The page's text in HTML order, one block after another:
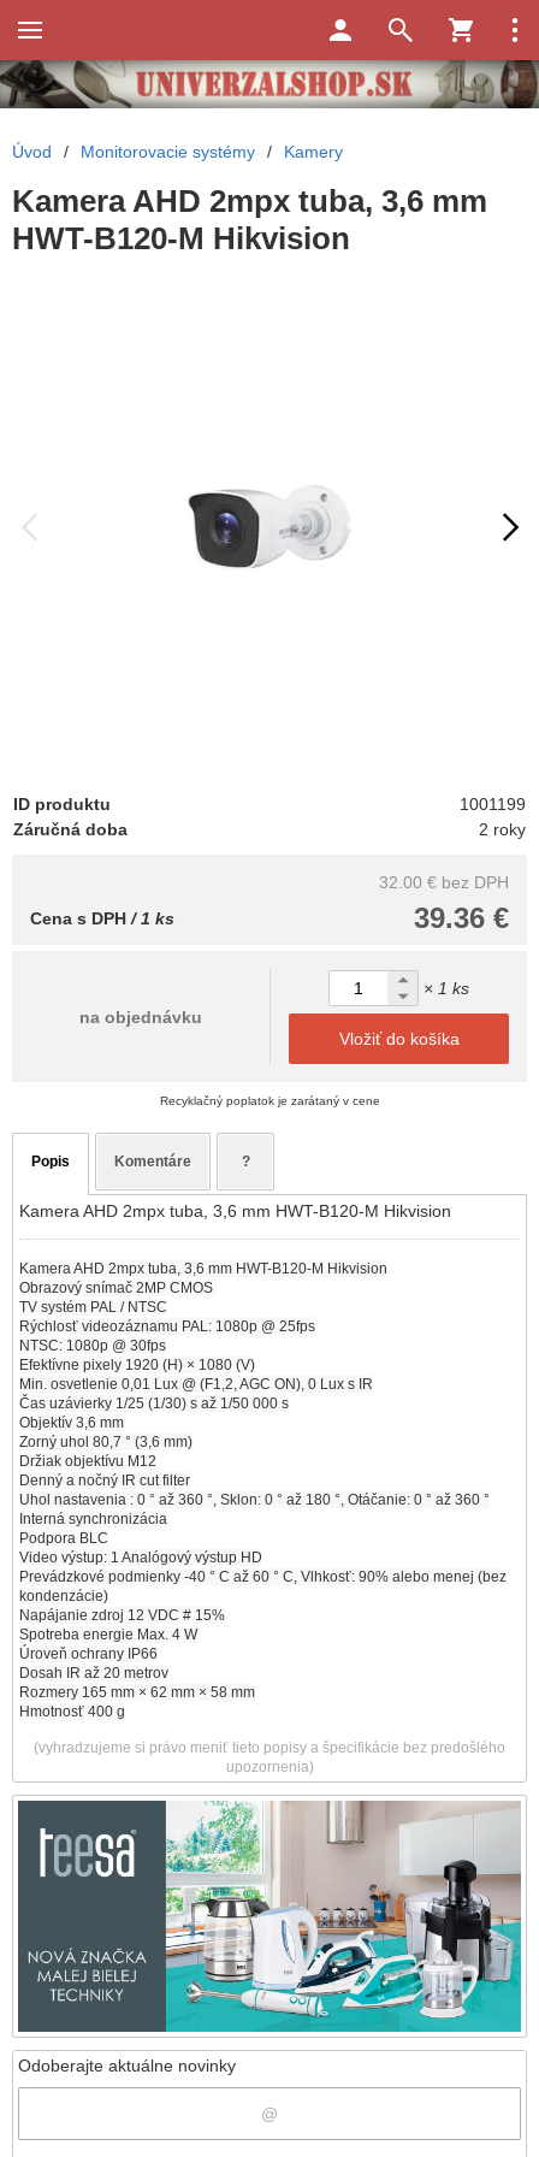
Odoberajte aktuálne novinky
Úvod / Monitorovacie systémy / Kamery
Kamera AHD 2mpx tuba, 3,6 mm
HWT-B120-M Hikvision
ID produktu
1001199
Záručná doba
2 roky
32.00 € bez DPH
39.36 €
Cena s DPH/ 1 ks
na objednávku
× 1 ks
Vložiť do košíka
Recyklačný poplatok je zarátaný v cene
Popis Komentáre ?
Kamera AHD 2mpx tuba, 3,6 mm HWT-B120-M Hikvision
Kamera AHD 2mpx tuba, 3,6 mm HWT-B120-M Hikvision
Obrazový snímač 2MP CMOS
TV systém PAL / NTSC
Rýchlosť videozáznamu PAL: 1080p @ 25fps
NTSC: 1080p @ 30fps
Efektívne pixely 1920 (H) × 1080 (V)
Min. osvetlenie 0,01 Lux @ (F1,2, AGC ON), 0 Lux s IR
Čas uzávierky 1/25 (1/30) s až 1/50 000 s
Objektív 3,6 mm
Zorný uhol 80,7 ° (3,6 mm)
Držiak objektívu M12
Denný a nočný IR cut filter
Uhol nastavenia : 0 ° až 360 °, Sklon: 0 ° až 180 °, Otáčanie: 0 ° až 360 °
Interná synchronizácia
Podpora BLC
Video výstup: 1 Analógový výstup HD
Prevádzkové podmienky -40 ° C až 60 ° C, Vlhkosť: 90% alebo menej (bez
kondenzácie)
Napájanie zdroj 12 VDC # 15%
Spotreba energie Max. 4 W
Úroveň ochrany IP66
Dosah IR až 20 metrov
Rozmery 165 mm × 62 mm × 58 mm
Hmotnosť 400 g
(vyhradzujeme si právo meniť tieto popisy a špecifikácie bez predošlého
upozornenia)